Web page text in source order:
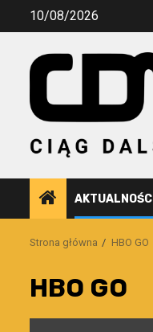
Przejdź10/08/2026
AKTUALNOŚCI
Strona główna HBO GO
HBO GO